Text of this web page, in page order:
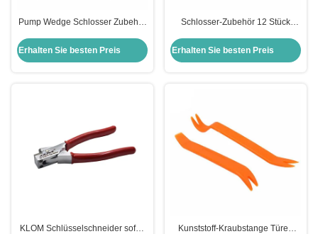
Pump Wedge Schlosser Zubehör
Professionelle Öffnen Auto Tür
Erhalten Sie besten Preis
Schlosser-Zubehör 12 Stück
Öffnungsschloss-Pick-Set
Erhalten Sie besten Preis
KLOM Schlüsselschneider sofort
Kunststoff-Kraubstange Türen